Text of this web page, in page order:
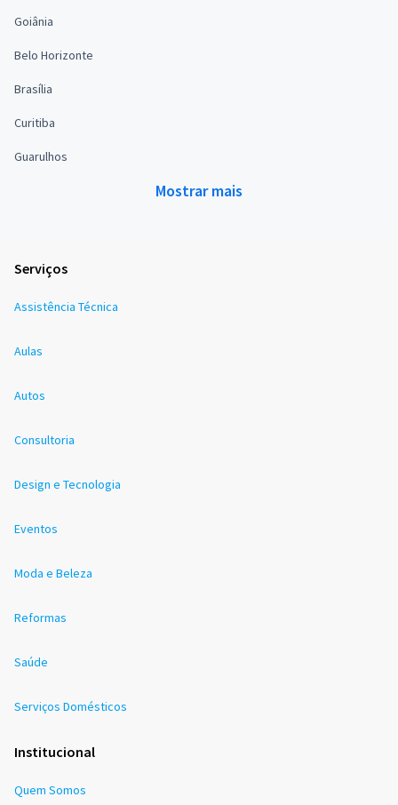
Goiânia
Belo Horizonte
Brasília
Curitiba
Guarulhos
Mostrar mais
Serviços
Assistência Técnica
Aulas
Autos
Consultoria
Design e Tecnologia
Eventos
Moda e Beleza
Reformas
Saúde
Serviços Domésticos
Institucional
Quem Somos